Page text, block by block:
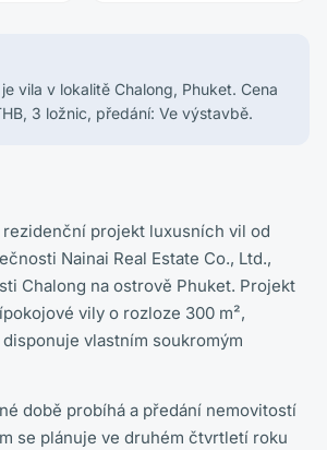
vila v lokalitě Chalong, Phuket. Cena
3 ložnic, předání: Ve výstavbě.
rezidenční projekt luxusních vil od
Nainai Real Estate Co., Ltd.,
Chalong na ostrově Phuket. Projekt
vily o rozloze 300 m²,
vlastním soukromým
době probíhá a předání nemovitostí
se plánuje ve druhém čtvrtletí roku